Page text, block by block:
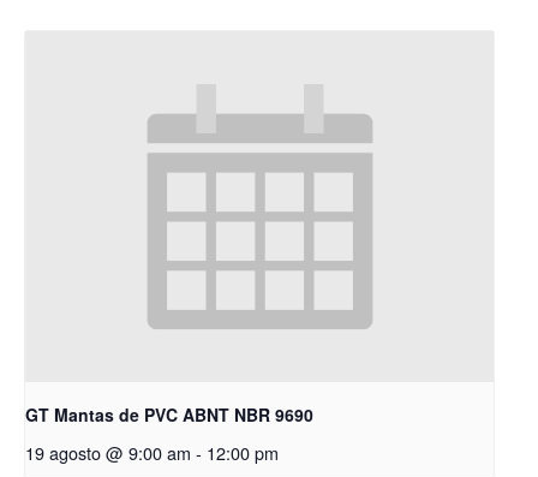
GT Mantas de PVC ABNT NBR 9690
19 agosto @ 9:00 am - 12:00 pm